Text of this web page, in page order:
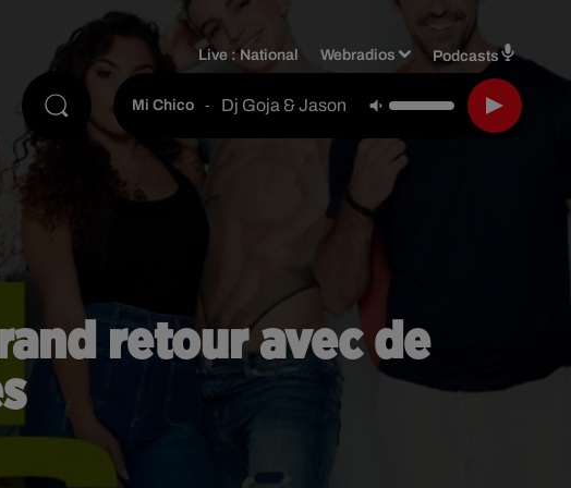
Live :National Webradios Podcasts
Mi Chico - Dj Goja & Jason Derulo & Melody
retour avec de